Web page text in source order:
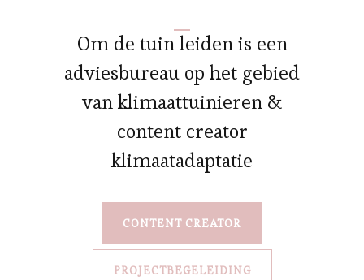
Om de tuin leiden is een
adviesbureau op het gebied
van klimaattuinieren &
content creator
klimaatadaptatie
CONTENT CREATOR
PROJECTBEGELEIDING